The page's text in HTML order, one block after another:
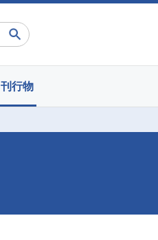
刊行物